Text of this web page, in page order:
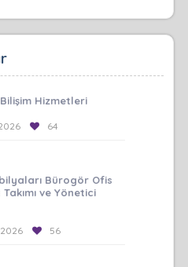
Hizmetleri
64
Bürogör Ofis
ve Yönetici
56